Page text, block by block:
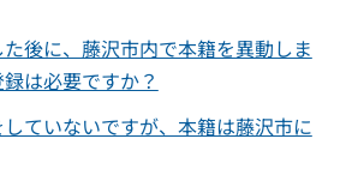
後に、藤沢市内で本籍を異動しま
は必要ですか？
ていないですが、本籍は藤沢市に